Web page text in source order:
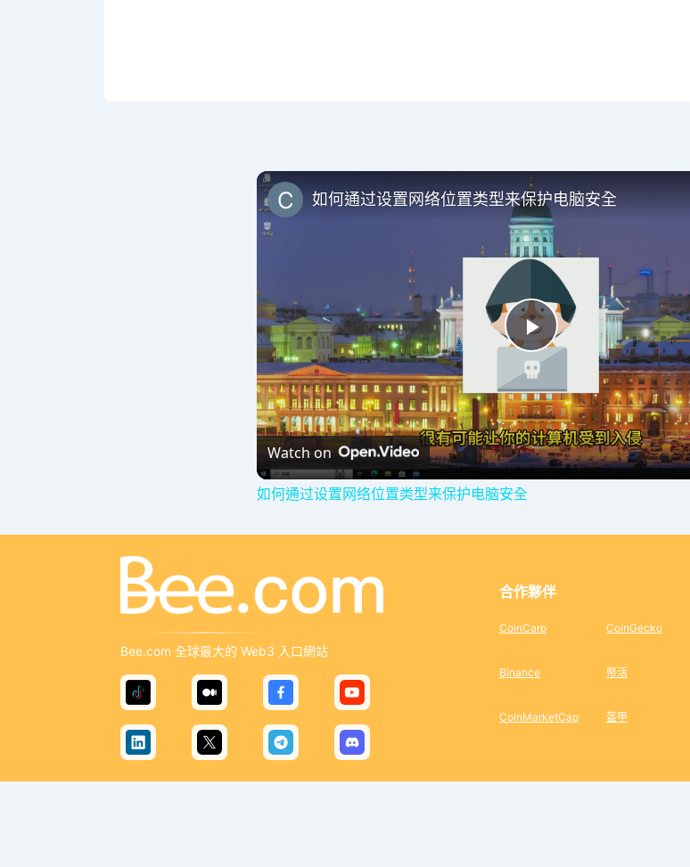
P
l
a
i
d
e
o
如何通过设置网络位置类型来保护电脑安全
Watch on
如何通过设置网络位置类型来保护电脑安全
Bee.com 全球最大的 Web3 入口網站
合作夥伴
CoinCarp
Binance
CoinMarketCap
CoinGecko
幣活
盔甲